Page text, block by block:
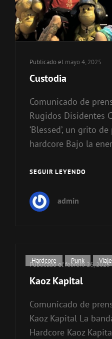
Publicado el mayo 4, 2025
Custodia
Comunicado de
Rugidos Disidentes
‘Blessed’, un grito
hardcore Bajo la
SEGUIR LEYENDO
admin
Enlaces
categorías
Hardcore , Punk ,
Publicado elfebrero 26, 2025
Kaoz Kapital
Comunicado de
Kaoz Kapital La
Hardcore Kaoz